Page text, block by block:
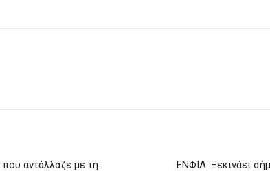
αντάλλαζε με τη ΕΝΦΙΑ: Ξεκινάει